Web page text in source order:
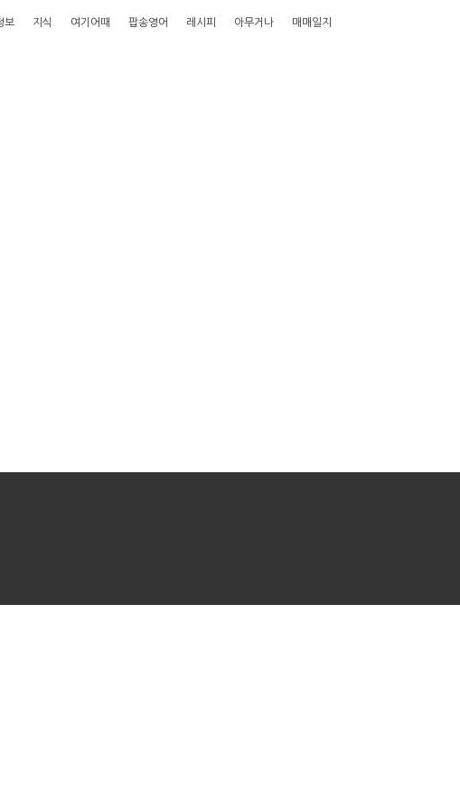
보 지식 여기어때 팝송영어 레시피 아무거나 매매일지